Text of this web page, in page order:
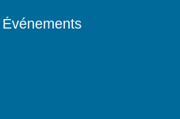
Événements